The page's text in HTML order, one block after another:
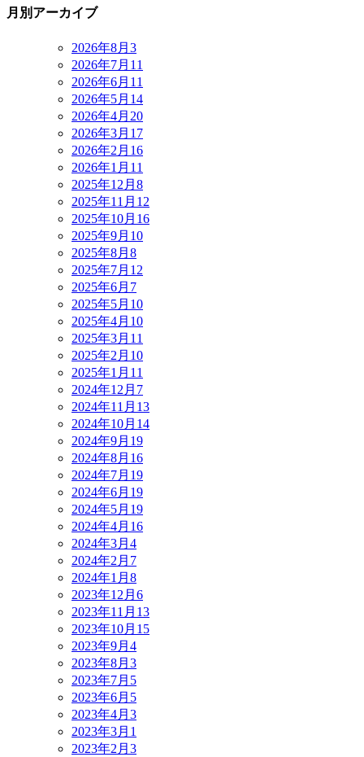
月別アーカイブ
2026年8月 3
2026年7月 11
2026年6月 11
2026年5月 14
2026年4月 20
2026年3月 17
2026年2月 16
2026年1月 11
2025年12月 8
2025年11月 12
2025年10月 16
2025年9月 10
2025年8月 8
2025年7月 12
2025年6月 7
2025年5月 10
2025年4月 10
2025年3月 11
2025年2月 10
2025年1月 11
2024年12月 7
2024年11月 13
2024年10月 14
2024年9月 19
2024年8月 16
2024年7月 19
2024年6月 19
2024年5月 19
2024年4月 16
2024年3月 4
2024年2月 7
2024年1月 8
2023年12月 6
2023年11月 13
2023年10月 15
2023年9月 4
2023年8月 3
2023年7月 5
2023年6月 5
2023年4月 3
2023年3月 1
2023年2月 3